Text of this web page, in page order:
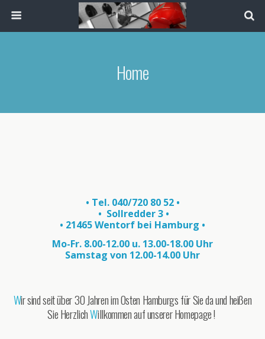
Home
• Tel. 040/720 80 52 •
• Sollredder3 •
• 21465 Wentorf bei Hamburg •
Mo-Fr. 8.00-12.00 u. 13.00-18.00 Uhr
Samstag von 12.00-14.00 Uhr
Wir sind seit über 30 Jahren im Osten Hamburgs für Sie da und heißen
Sie HerzlichWillkommen auf unserer Homepage !